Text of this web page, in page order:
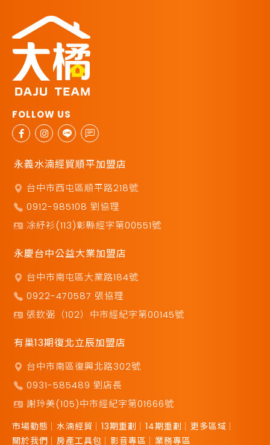
永義水湳經貿順平加盟店
台中市西屯區順平路218號
0912-985108 劉協理
凃紓衫(113)彰縣經字第00551號
永慶台中公益大業加盟店
台中市南屯區大業路184號
0922-470587 張協理
張欽弼（102）中市經紀字第00145號
有巢13期復北立辰加盟店
台中市南區復興北路302號
0931-585489 劉店長
謝玲美(105)中市經紀字第01666號
市場動態 水湳經貿 13期重劃 14期重劃
更多區域
關於我們
房產工具包 影音專區 業務專區